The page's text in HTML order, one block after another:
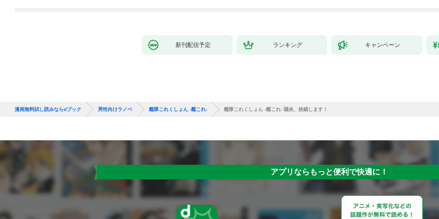
新刊配信予定 ランキング キャンペーン
漫画無料試し読みならdブック 男性向けラノベ 艦隊これくしょん -艦これ- 艦隊これくしょん -艦これ- 陽炎、抜錨します！
アプリならもっと便利で快適に！